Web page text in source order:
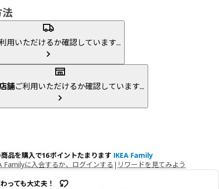
用いただけるか確認しています...
舗ご利用いただけるか確認しています...
品を購入で16ポイントたまります IKEA Family
Familyに入会するか、ログインする | リワードを見てみよう
っても大丈夫！